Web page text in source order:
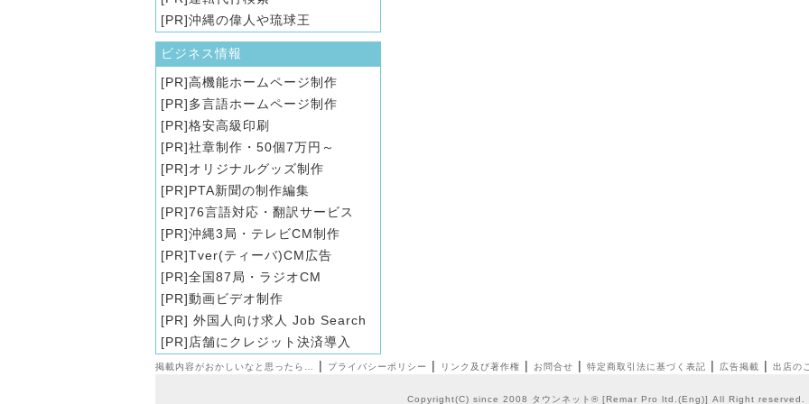
沖縄の偉人や琉球王
ビジネス情報
高機能ホームページ制作
多言語ホームページ制作
格安高級印刷
社章制作・50個7万円～
オリジナルグッズ制作
PTA新聞の制作編集
76言語対応・翻訳サービス
沖縄3局・テレビCM制作
Tver(ティーバ)CM広告
全国87局・ラジオCM
動画ビデオ制作
外国人向け求人 Job Search
店舗にクレジット決済導入
掲載内容がおかしいなと思ったら… | プライバシーポリシー | リンク及び著作権 | お問合せ | 特定商取引法に基づく表記 | 広告掲載 | 出店の
Copyright(C) since 2008 タウンネット® [Remar Pro ltd. (Eng)] All Right